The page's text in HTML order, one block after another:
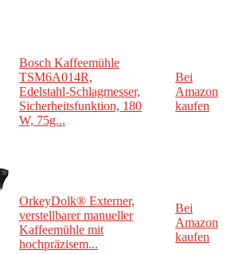
Bosch Kaffeemühle
TSM6A014R,
Edelstahl-Schlagmesser,
Sicherheitsfunktion, 180
W, 75g...
Bei
Amazon
kaufen
OrkeyDolk® Externer,
verstellbarer manueller
Kaffeemühle mit
hochpräzisem...
Bei
Amazon
kaufen